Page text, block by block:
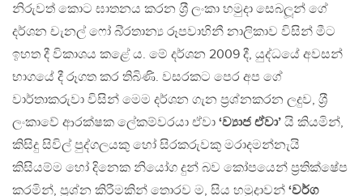
නිරුවත් කොට ඝාතනය කරන ශ‍්‍රී ලංකා හමුදා සෙබලූන් ගේ
දර්ශන චැනල් ෆෝ බි‍්‍රතාන්‍ය රූපවාහිනී නාලිකාව විසින් මීට
ඉහත දී විකාශය කළේ ය. මේ දර්ශන 2009 දී, යුද්ධයේ අවසන්
භාගයේ දී රූගත කර තිබිණි. වසරකට පෙර අප ගේ
වාර්තාකරුවා විසින් මෙම දර්ශන ගැන ප‍්‍රශ්නකරන ලදුව, ශ‍්‍රී
ලංකාවේ ආරක්ෂක ලේකම්වරයා ඒවා ‘ව්‍යාජ ඒවා’ යි කියමින්,
කිසිදු සිවිල් පුද්ගලයකු හෝ සිරකරුවකු මරාදමන්නැයි
කිසියම්ම හෝ දිනෙක නියෝග දුන් බව කෝපයෙන් ප‍්‍රතික්ෂේප
කරමින්, ප‍්‍රශ්න කිරීමකින් තොරව ම, සිය හමුදාවන් ‘වර්ග